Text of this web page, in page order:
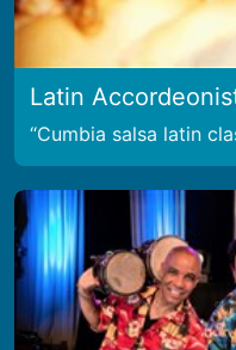
Latin
Cumbia salsa latin